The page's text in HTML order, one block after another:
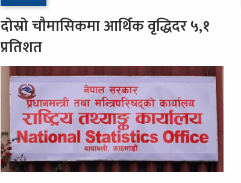
दोस्रो चौमासिकमा आर्थिक वृद्धिदर ५,१
प्रतिशत